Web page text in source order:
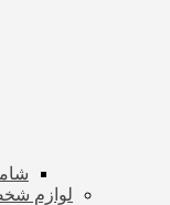
لوازم